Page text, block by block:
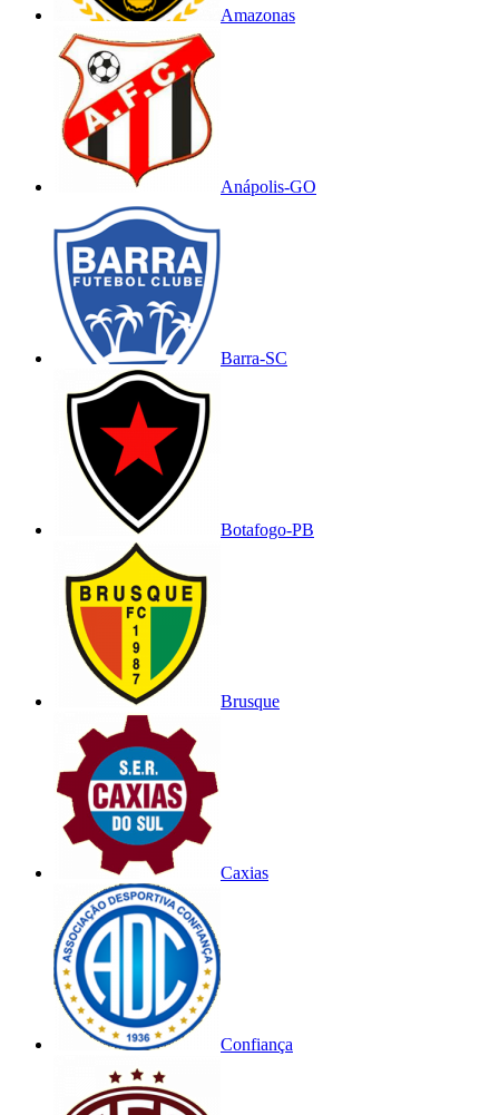
Amazonas
Anápolis-GO
Barra-SC
Botafogo-PB
Brusque
Caxias
Confiança